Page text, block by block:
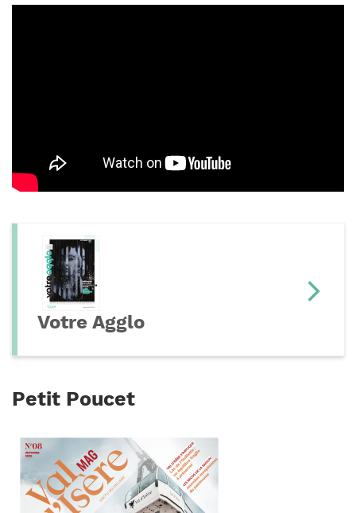
Votre Agglo
Petit Poucet